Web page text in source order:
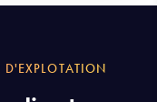
D'EXPLOTATION